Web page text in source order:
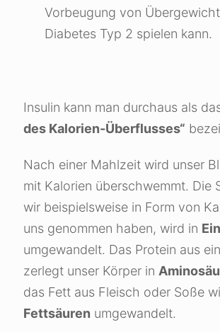
Vorbeugung von
Diabetes Typ 2 spielen kann.
Insulin kann man durchaus als
des Kalorien-Überflusses“
Nach einer Mahlzeit wird unser
mit Kalorien überschwemmt. Die
wir beispielsweise in Form von
uns genommen haben, wird in
umgewandelt. Das Protein aus
zerlegt unser Körper in
das Fett aus Fleisch oder Soße
Fettsäuren umgewandelt.